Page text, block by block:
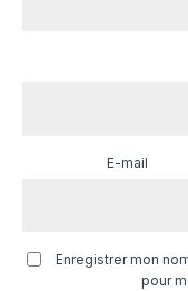
E-mail
Enregistrer mon
pour